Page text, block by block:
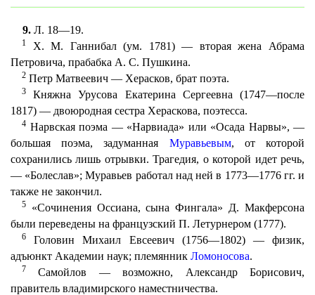
9. Л. 18—19.
1
X. M. Ганнибал (ум. 1781) — вторая жена Абрама
Петровича, прабабка А. С. Пушкина.
2 Петр Матвеевич — Херасков, брат поэта.
3
Княжна Урусова Екатерина Сергеевна (1747—после
1817) — двоюродная сестра Хераскова, поэтесса.
4 Нарвская поэма — «Нарвиада» или «Осада Нарвы», —
большая поэма, задуманная Муравьевым, от которой
сохранились лишь отрывки. Трагедия, о которой идет речь,
— «Болеслав»; Муравьев работал над ней в 1773—1776 гг. и
также не закончил.
5
«Сочинения Оссиана, сына Фингала» Д. Макферсона
были переведены на французский П. Летурнером (1777).
6
Головин Михаил Евсеевич (1756—1802) — физик,
адъюнкт Академии наук; племянник Ломоносова.
7
Самойлов — возможно, Александр Борисович,
правитель владимирского наместничества.